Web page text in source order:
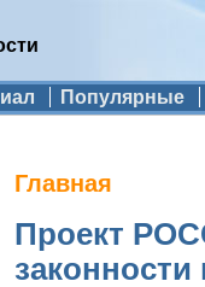
Популярные
Вы здесь
Главная
Проект